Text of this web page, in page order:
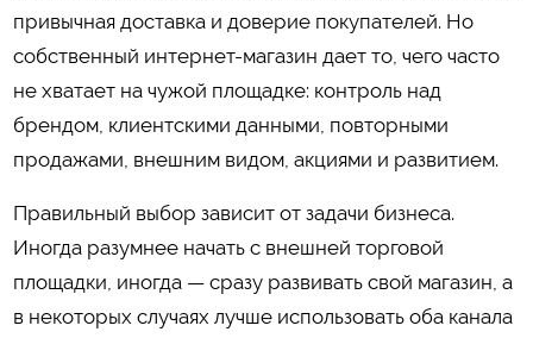
привычная доставка и доверие покупателей. Но
собственный интернет-магазин дает то, чего часто
не хватает на чужой площадке: контроль над
брендом, клиентскими данными, повторными
продажами, внешним видом, акциями и развитием.
Правильный выбор зависит от задачи бизнеса.
Иногда разумнее начать с внешней торговой
площадки, иногда — сразу развивать свой магазин, а
в некоторых случаях лучше использовать оба канала